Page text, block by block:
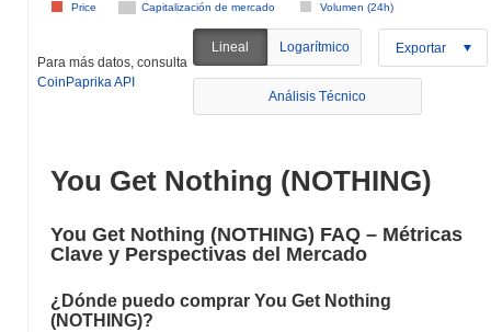
Capitalización de mercado Volumen (24h)
Price
Para más datos, consulta
CoinPaprika API
Lineal Logarítmico Exportar
Análisis Técnico
You Get Nothing (NOTHING)
You Get Nothing (NOTHING) FAQ – Métricas
Clave y Perspectivas del Mercado
¿Dónde puedo comprar You Get Nothing
(NOTHING)?